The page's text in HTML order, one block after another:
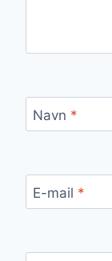
Navn *
E-mail *